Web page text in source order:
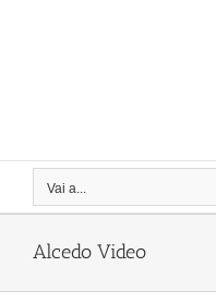
Vai a...
Alcedo Video